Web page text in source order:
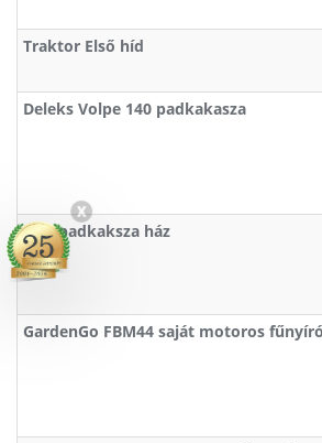
Traktor Első híd
Deleks Volpe 140 padkakasza
AGL padkaksza ház
GardenGo FBM44 saját motoros
X